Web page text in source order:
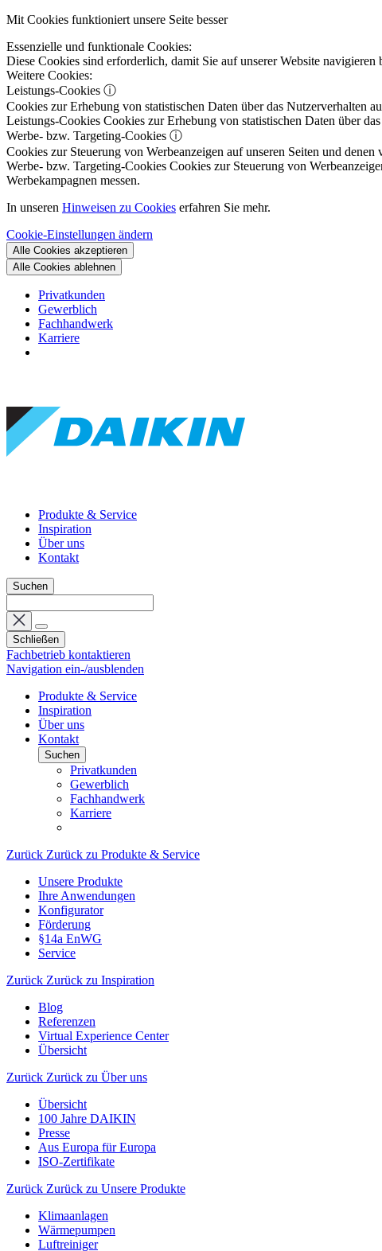
Mit Cookies funktioniert unsere Seite besser
Essenzielle und funktionale Cookies:
Diese Cookies sind erforderlich, damit Sie auf unserer Website
Weitere Cookies:
Leistungs-Cookies ⓘ
Cookies zur Erhebung von statistischen Daten über das Nutzerverhalten
Leistungs-Cookies Cookies zur Erhebung von statistischen Daten über
Werbe- bzw. Targeting-Cookies ⓘ
Cookies zur Steuerung von Werbeanzeigen auf unseren Seiten und
Werbe- bzw. Targeting-Cookies Cookies zur Steuerung von
Werbekampagnen messen.
In unseren Hinweisen zu Cookies erfahren Sie mehr.
Cookie-Einstellungen ändern
Alle Cookies akzeptieren
Alle Cookies ablehnen
Privatkunden
Gewerblich
Fachhandwerk
Karriere
Produkte & Service
Inspiration
Über uns
Kontakt
Suchen
Schließen
Fachbetrieb kontaktieren
Navigation ein-/ausblenden
Produkte & Service
Inspiration
Über uns
Kontakt
Suchen
Privatkunden
Gewerblich
Fachhandwerk
Karriere
Zurück Zurück zu Produkte & Service
Unsere Produkte
Ihre Anwendungen
Konfigurator
Förderung
§14a EnWG
Service
Zurück Zurück zu Inspiration
Blog
Referenzen
Virtual Experience Center
Übersicht
Zurück Zurück zu Über uns
Übersicht
100 Jahre DAIKIN
Presse
Aus Europa für Europa
ISO-Zertifikate
Zurück Zurück zu Unsere Produkte
Klimaanlagen
Wärmepumpen
Luftreiniger